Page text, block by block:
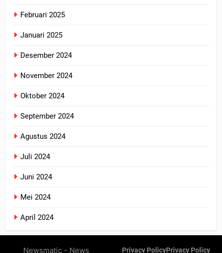
Februari 2025
Januari 2025
Desember 2024
November 2024
Oktober 2024
September 2024
Agustus 2024
Juli 2024
Juni 2024
Mei 2024
April 2024
Newsmatic - News Privacy PolicyPrivacy Policy